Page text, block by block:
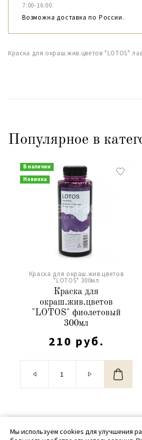
7:00-16:00.
Возможна доставка по России.
Краска для окраш.жив.цветов "LOTOS"
Популярное в
В наличии
Новинка
Краска для окраш.жив.цветов
"LOTOS" 300мл
Краска для
окраш.жив.цветов
"LOTOS" фиолетовый
300мл
210 руб.
© 2020 - 2026
Мы используем cookies для улучшения